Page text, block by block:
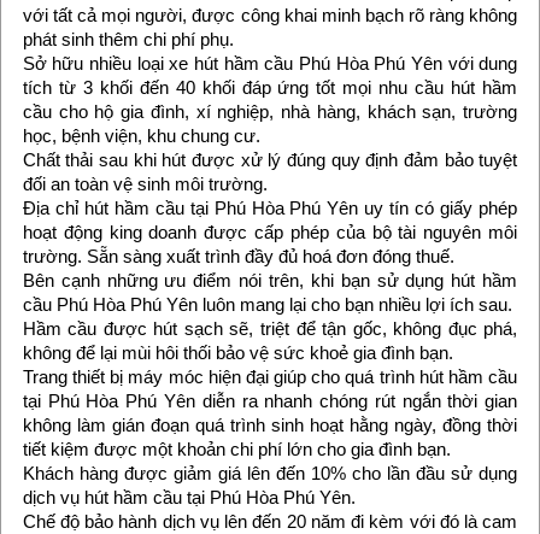
với tất cả mọi người, được công khai minh bạch rõ ràng không
phát sinh thêm chi phí phụ.
Sở hữu nhiều loại xe hút hầm cầu Phú Hòa Phú Yên với dung
tích từ 3 khối đến 40 khối đáp ứng tốt mọi nhu cầu hút hầm
cầu cho hộ gia đình, xí nghiệp, nhà hàng, khách sạn, trường
học, bệnh viện, khu chung cư.
Chất thải sau khi hút được xử lý đúng quy định đảm bảo tuyệt
đối an toàn vệ sinh môi trường.
Địa chỉ hút hầm cầu tại Phú Hòa Phú Yên uy tín có giấy phép
hoạt động king doanh được cấp phép của bộ tài nguyên môi
trường. Sẵn sàng xuất trình đầy đủ hoá đơn đóng thuế.
Bên cạnh những ưu điểm nói trên, khi bạn sử dụng hút hầm
cầu Phú Hòa Phú Yên luôn mang lại cho bạn nhiều lợi ích sau.
Hầm cầu được hút sạch sẽ, triệt để tận gốc, không đục phá,
không để lại mùi hôi thối bảo vệ sức khoẻ gia đình bạn.
Trang thiết bị máy móc hiện đại giúp cho quá trình hút hầm cầu
tại Phú Hòa Phú Yên diễn ra nhanh chóng rút ngắn thời gian
không làm gián đoạn quá trình sinh hoạt hằng ngày, đồng thời
tiết kiệm được một khoản chi phí lớn cho gia đình bạn.
Khách hàng được giảm giá lên đến 10% cho lần đầu sử dụng
dịch vụ hút hầm cầu tại Phú Hòa Phú Yên.
Chế độ bảo hành dịch vụ lên đến 20 năm đi kèm với đó là cam